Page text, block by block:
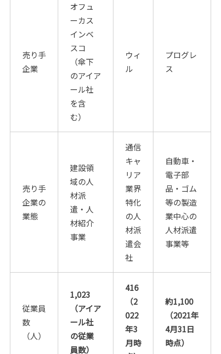
売り手
企業
オフュ
ーカス
インベ
スコ
（傘下
のアイア
ール社
を含
む）
ウィ
ル
プログレ
ス
売り手
企業の
業態
建設領
域の人
材派
遣・人
材紹介
事業
通信
キャ
リア
業界
特化
の人
材派
遣会
社
自動車・
電子部
品・ゴム
等の製造
業中心の
人材派遣
事業等
従業員
数
（人）
1,023
（アイア
ール社
の従業
員数）
416
（2
022
年3
月時
約1,100
（2021年
4月31日
時点）